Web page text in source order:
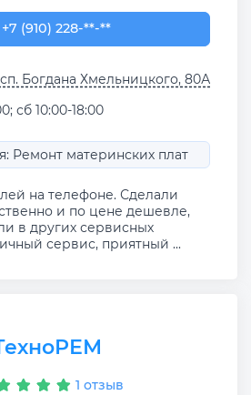
+7 (910) 228-50-17
+7 (910) 228-**-**
Богдана Хмельницкого, 80А
сб 10:00-18:00
Ремонт материнских плат
на телефоне. Сделали
и по цене дешевле,
в других сервисных
сервис, приятный ...
1 отзыв